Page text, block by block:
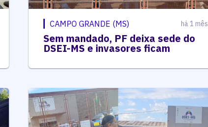
CAMPO GRANDE (MS) há 1 mês
Sem mandado, PF deixa sede do
DSEI-MS e invasores ficam